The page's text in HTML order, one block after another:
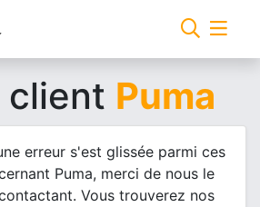
client Puma
erreur s'est glissée parmi ces
Puma, merci de nous le
Vous trouverez nos